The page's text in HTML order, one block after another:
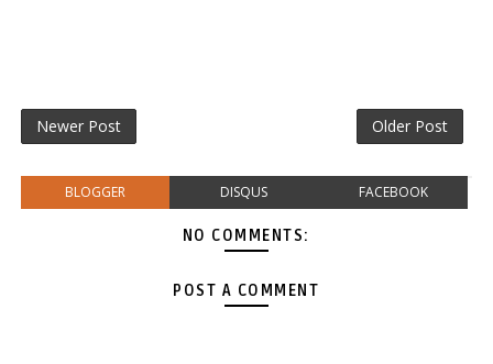
Newer Post Older Post
BLOGGER DISQUS FACEBOOK
NO COMMENTS:
POST A COMMENT